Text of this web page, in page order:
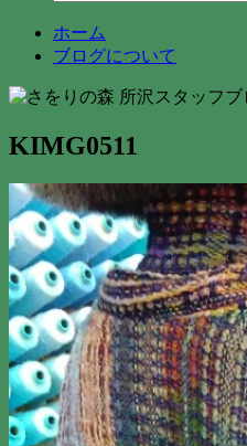
ホーム
ブログについて
KIMG0511